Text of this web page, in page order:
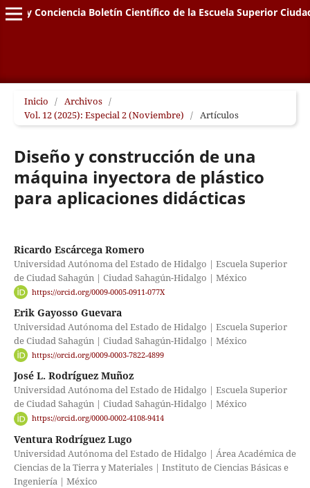
y Conciencia Boletín Científico de la Escuela Superior
Inicio / Archivos /
Vol. 12 (2025): Especial 2 (Noviembre) / Artículos
Diseño y construcción de una
máquina inyectora de plástico
para aplicaciones didácticas
Ricardo Escárcega Romero
Universidad Autónoma del Estado de Hidalgo | Escuela Superior
de Ciudad Sahagún | Ciudad Sahagún-Hidalgo | México
https://orcid.org/0009-0005-0911-077X
Erik Gayosso Guevara
Universidad Autónoma del Estado de Hidalgo | Escuela Superior
de Ciudad Sahagún | Ciudad Sahagún-Hidalgo | México
https://orcid.org/0009-0003-7822-4899
José L. Rodríguez Muñoz
Universidad Autónoma del Estado de Hidalgo | Escuela Superior
de Ciudad Sahagún | Ciudad Sahagún-Hidalgo | México
https://orcid.org/0000-0002-4108-9414
Ventura Rodríguez Lugo
Universidad Autónoma del Estado de Hidalgo | Área Académica de
Ciencias de la Tierra y Materiales | Instituto de Ciencias Básicas e
Ingeniería | México